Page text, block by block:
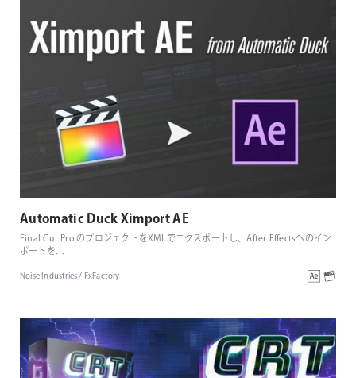
Automatic Duck Ximport AE
Final Cut Pro のプロジェクトをXMLでエクスポートし、After Effectsへのイン
ポートを…
Noise Industries / FxFactory